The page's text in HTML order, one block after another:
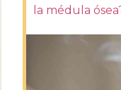
la médula